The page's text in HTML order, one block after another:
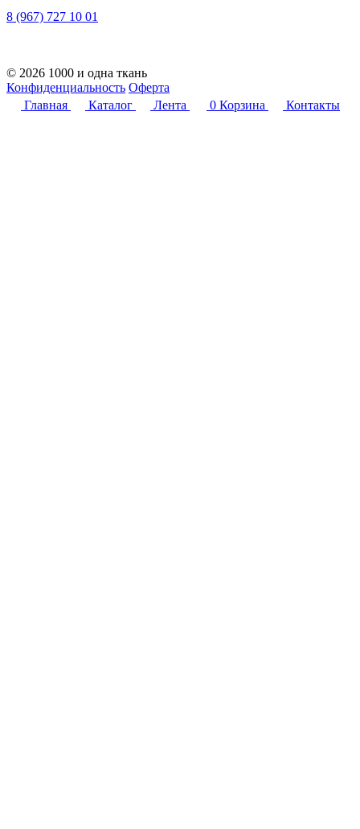
8 (967) 727 10 01
© 2026 1000 и одна ткань
Конфиденциальность Оферта
Главная
Каталог Лента 0 Корзина Контакты